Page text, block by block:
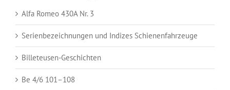
Alfa Romeo 430A Nr. 3
Serienbezeichnungen und Indizes Schienenfahrzeuge
Billeteusen-Geschichten
Be 4/6 101–108